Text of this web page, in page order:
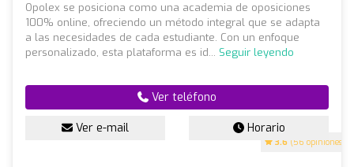
3.6 (56 opiniones)
Opolex se posiciona como una academia de oposiciones
100% online, ofreciendo un método integral que se adapta
a las necesidades de cada estudiante. Con un enfoque
personalizado, esta plataforma es id... Seguir leyendo
Ver teléfono
Ver e-mail Horario